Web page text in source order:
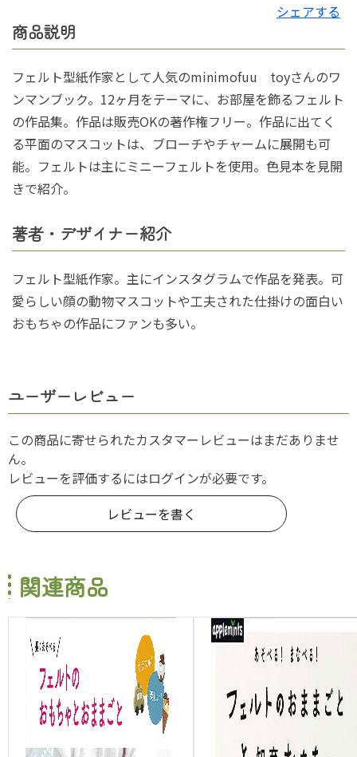
シェアする
商品説明
フェルト型紙作家として人気のminimofuu toyさんのワ
ンマンブック。12ヶ月をテーマに、お部屋を飾るフェルト
の作品集。作品は販売OKの著作権フリー。作品に出てく
る平面のマスコットは、ブローチやチャームに展開も可
能。フェルトは主にミニーフェルトを使用。色見本を見開
きで紹介。
著者・デザイナー紹介
フェルト型紙作家。主にインスタグラムで作品を発表。可
愛らしい顔の動物マスコットや工夫された仕掛けの面白い
おもちゃの作品にファンも多い。
ユーザーレビュー
この商品に寄せられたカスタマーレビューはまだありませ
ん。
レビューを評価するにはログインが必要です。
レビューを書く
関連商品